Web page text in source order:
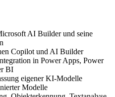
AI Builder und seine
Copilot und AI Builder
in Power Apps, Power
BI
eigener KI-Modelle
Modelle